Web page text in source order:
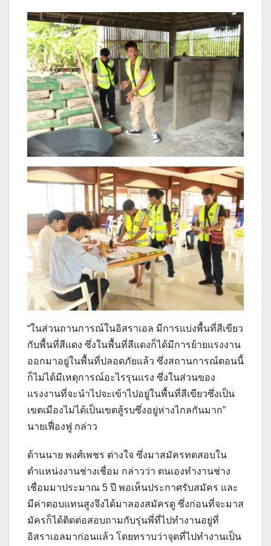
“ในส่วนถานการณ์ในอิสราเอล มีการแบ่งพื้นที่สีเขียว
กับพื้นที่สีแดง ซึ่งในพื้นที่สีแดงก็ได้มีการย้ายแรงงาน
ออกมาอยู่ในพื้นที่ปลอดภัยแล้ว ซึ่งสถานการณ์ตอนนี้
ก็ไม่ได้มีเหตุการณ์อะไรรุนแรง ซึ่งในส่วนของ
แรงงานที่จะนำไปจะเข้าไปอยู่ในพื้นที่สีเขียวซึ่งเป็น
เขตเมืองไม่ได้เป็นเขตสู้รบซึ่งอยู่ห่างไกลกันมาก”
นายเฟื่องฟู กล่าว
ด้านนาย พงศ์เพชร ต่างใจ ซึ่งมาสมัครทดสอบใน
ตำแหน่งงานช่างเชื่อม กล่าวว่า ตนเองทำงานช่าง
เชื่อมมาประมาณ 5 ปี พอเห็นประกาศรับสมัคร และ
มีค่าตอบแทนสูงจึงได้มาลองสมัครดู ซึ่งก่อนที่จะมาส
มัครก็ได้ติดต่อสอบถามกับรุ่นพี่ที่ไปทำงานอยู่ที่
อิสราเอลมาก่อนแล้ว โดยทราบว่าจุดที่ไปทำงานเป็น